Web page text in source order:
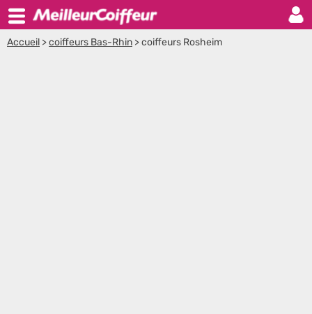
Accueil >coiffeurs Bas-Rhin >coiffeurs Rosheim